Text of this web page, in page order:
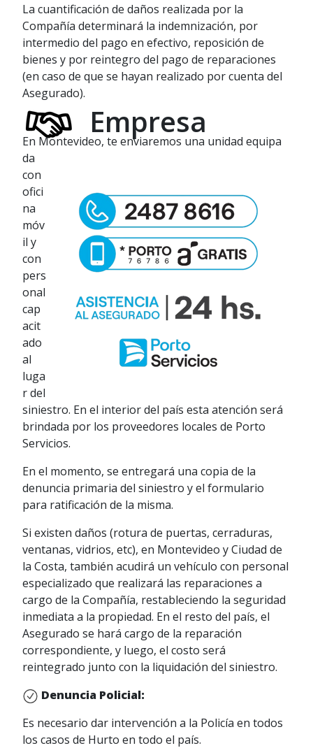
La cuantificación de daños realizada por la
Compañía determinará la indemnización, por
intermedio del pago en efectivo, reposición de
bienes y por reintegro del pago de reparaciones
(en caso de que se hayan realizado por cuenta del
Asegurado).
Empresa
En Montevideo, te enviaremos una unidad equipa
da
con
ofici
na
móv
il y
con
pers
onal
cap
acit
ado
al
luga
r del
siniestro. En el interior del país esta atención será
brindada por los proveedores locales de Porto
Servicios.
En el momento, se entregará una copia de la
denuncia primaria del siniestro y el formulario
para ratificación de la misma.
Si existen daños (rotura de puertas, cerraduras,
ventanas, vidrios, etc), en Montevideo y Ciudad de
la Costa, también acudirá un vehículo con personal
especializado que realizará las reparaciones a
cargo de la Compañía, restableciendo la seguridad
inmediata a la propiedad. En el resto del país, el
Asegurado se hará cargo de la reparación
correspondiente, y luego, el costo será
reintegrado junto con la liquidación del siniestro.
Denuncia Policial:
Es necesario dar intervención a la Policía en todos
los casos de Hurto en todo el país.